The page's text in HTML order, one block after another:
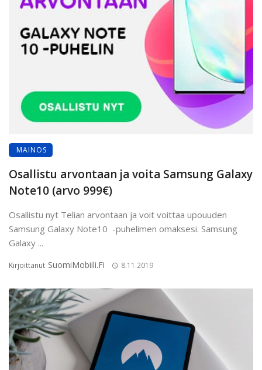
MAINOS
Osallistu arvontaan ja voita Samsung Galaxy
Note10 (arvo 999€)
Osallistu nyt Telian arvontaan ja voit voittaa upouuden
Samsung Galaxy Note10 -puhelimen omaksesi. Samsung
Galaxy ...
Kirjoittanut SuomiMobiili.fi 8.11.2019